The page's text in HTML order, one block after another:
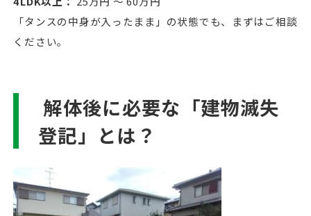
「タンスの中身が入ったまま」の状態でも、まずはご相談
ください。
解体後に必要な「建物滅失
登記」とは？